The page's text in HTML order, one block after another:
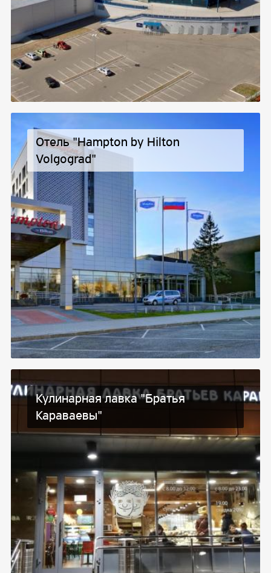
Отель "Hampton by Hilton
Volgograd"
Кулинарная лавка "Братья
Караваевы"